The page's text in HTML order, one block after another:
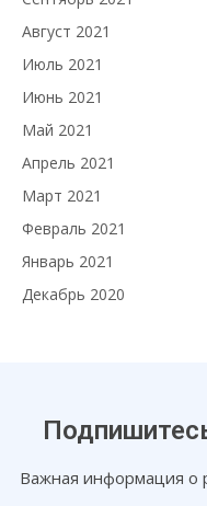
Август 2021
Июль 2021
Июнь 2021
Май 2021
Апрель 2021
Март 2021
Февраль 2021
Январь 2021
Декабрь 2020
Важная информация о